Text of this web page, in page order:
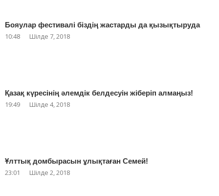
Бояулар фестивалі біздің жастарды да қызықтыруда
10:48 Шілде 7, 2018
Қазақ күресінің әлемдік белдесуін жіберіп алмаңыз!
19:49 Шілде 4, 2018
Ұлттық домбырасын ұлықтаған Семей!
23:01 Шілде 2, 2018